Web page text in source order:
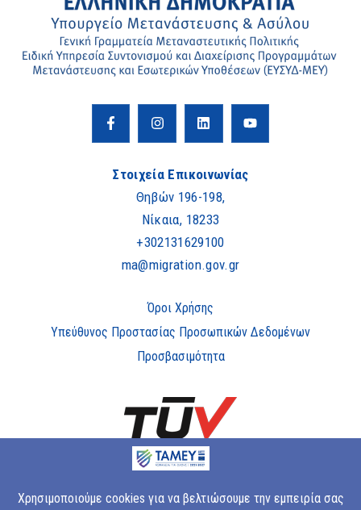
Στοιχεία Επικοινωνίας
Θηβών 196-198,
Νίκαια, 18233
+302131629100
ma@migration.gov.gr
Όροι Χρήσης
Υπεύθυνος Προστασίας Προσωπικών Δεδομένων
Προσβασιμότητα